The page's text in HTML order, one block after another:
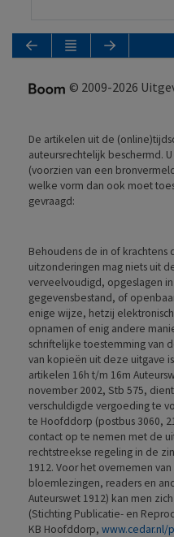
© 2009-2026
De artikelen uit de
auteursrechtelijk beschermd.
(voorzien van een
welke vorm dan ook moet
gevraagd:
Behoudens de in of krachtens
uitzonderingen mag niets uit
verveelvoudigd, opgeslagen
gegevensbestand, of
enige wijze, hetzij
opnamen of enig andere
schriftelijke toestemming van
van kopieën uit deze uitgave
artikelen 16h t/m 16m
november 2002, Stb 575,
verschuldigde vergoeding te
te Hoofddorp (postbus 3060,
contact op te nemen met de
rechtstreekse regeling in de
1912. Voor het overnemen
bloemlezingen, readers en
Auteurswet 1912) kan men
(Stichting Publicatie- en
KB Hoofddorp, www.cedar.nl/